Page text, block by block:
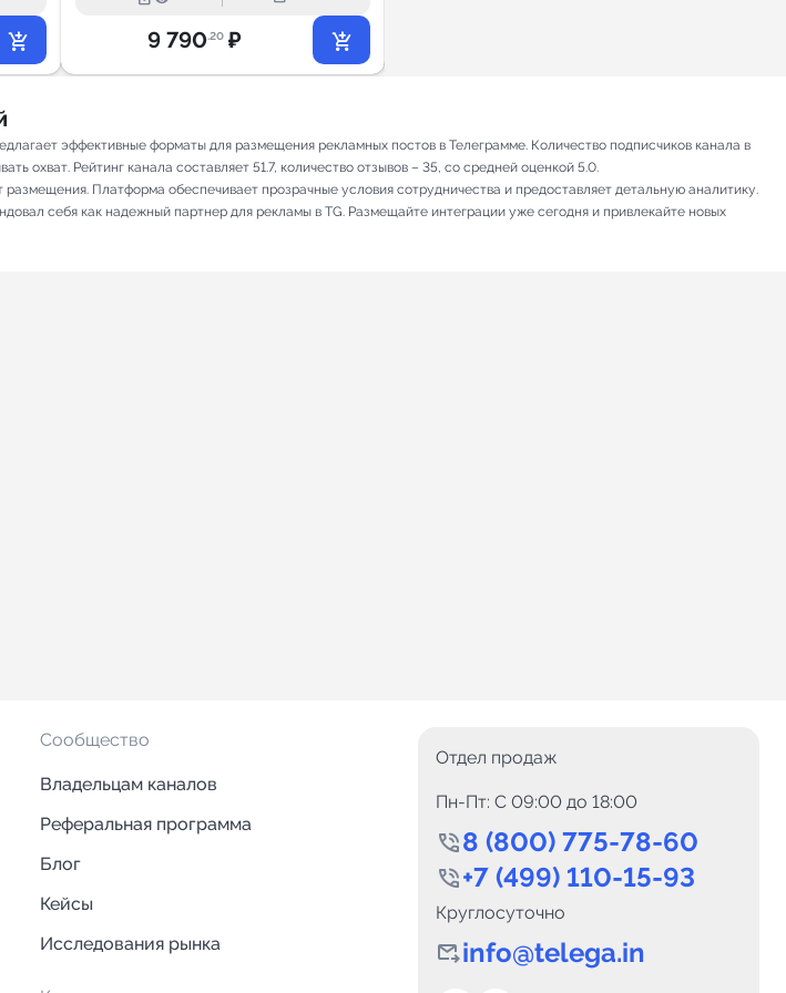
9 790.20 ₽
эффективные форматы для размещения рекламных постов в Телеграмме. Количество подписчиков канала в
охват. Рейтинг канала составляет 51.7, количество отзывов – 35, со средней оценкой 5.0.
Платформа обеспечивает прозрачные условия сотрудничества и предоставляет детальную аналитику.
себя как надежный партнер для рекламы в TG. Размещайте интеграции уже сегодня и привлекайте новых
Сообщество
Владельцам каналов
Реферальная программа
Блог
Кейсы
Исследования рынка
Отдел продаж
Пн-Пт: C 09:00 до 18:00
8 (800) 775-78-60
+7 (499) 110-15-93
Круглосуточно
info@telega.in